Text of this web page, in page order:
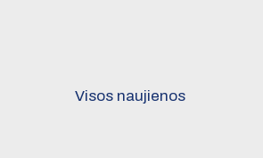
Visos naujienos